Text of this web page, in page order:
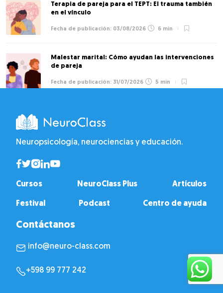
Terapia de pareja para el TEPT: El trauma también
en el vínculo
03/08/2026 6 min
Malestar marital: Cómo ayudan las intervenciones
de pareja
31/07/2026 5 min
Neuropsicología, neurociencias y educación.
Cursos NeuroClass Plus Artículos
Festival Podcast Centro de ayuda
Contáctanos
info@neuro-class.com
+598 99 777 242